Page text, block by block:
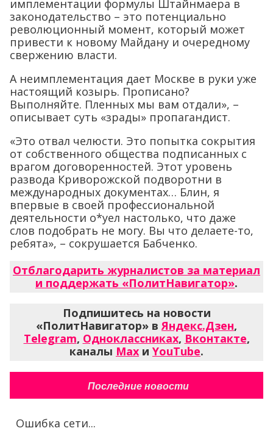
имплементации формулы Штайнмаера в
законодательство – это потенциально
революционный момент, который может
привести к новому Майдану и очередному
свержению власти.
А неимплементация дает Москве в руки уже
настоящий козырь. Прописано?
Выполняйте. Пленных мы вам отдали», –
описывает суть «зрады» пропагандист.
«Это отвал челюсти. Это попытка сокрытия
от собственного общества подписанных с
врагом договоренностей. Этот уровень
развода Криворожской подворотни в
международных документах… Блин, я
впервые в своей профессиональной
деятельности о*уел настолько, что даже
слов подобрать не могу. Вы что делаете-то,
ребята», – сокрушается Бабченко.
Отблагодарить журналистов за материал
и поддержать «ПолитНавигатор».
Подпишитесь на новости
«ПолитНавигатор» вЯндекс.Дзен,
Telegram, Одноклассниках, Вконтакте,
каналы Max и YouTube.
Последние новости
Ошибка сети...